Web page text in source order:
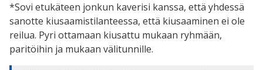
*Sovi etukäteen jonkun kaverisi kanssa, että yhdessä
sanotte kiusaamistilanteessa, että kiusaaminen ei ole
reilua. Pyri ottamaan kiusattu mukaan ryhmään,
paritöihin ja mukaan välitunnille.